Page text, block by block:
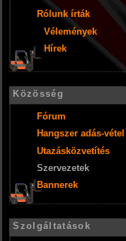
Rólunk írták
Vélemények
Hírek
Közösség
Fórum
Hangszer adás-vétel
Utazásközvetítés
Szervezetek
Bannerek
Szolgáltatások